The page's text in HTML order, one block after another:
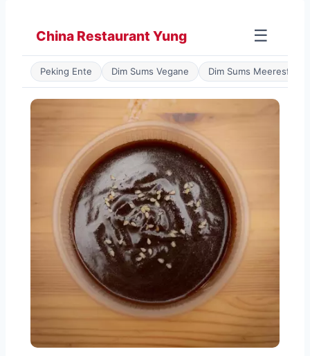
springen
China Restaurant Yung ☰
Peking Ente Dim Sums Vegane Dim Sums